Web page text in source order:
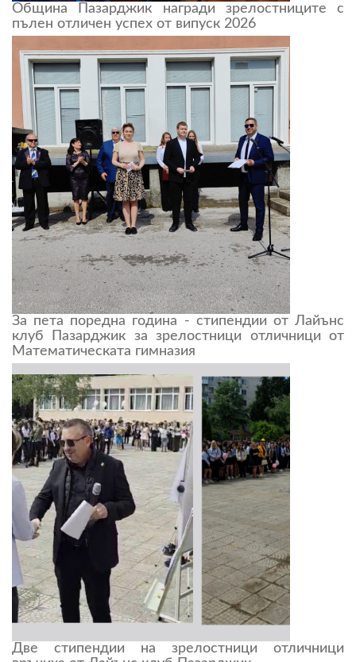
Община Пазарджик награди зрелостниците с
пълен отличен успех от випуск 2026
За пета поредна година - стипендии от Лайънс
клуб Пазарджик за зрелостници отличници от
Математическата гимназия
Две стипендии на зрелостници отличници